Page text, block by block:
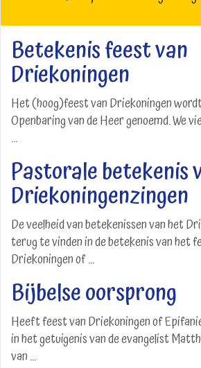
Betekenis feest van
Driekoningen
Het (hoog)feest van Driekoningen
Openbaring van de Heer genoemd. We
...
Pastorale betekenis
Driekoningenzingen
De veelheid van betekenissen van het
terug te vinden in de betekenis van het
Driekoningen of ...
Bijbelse oorsprong
Heeft feest van Driekoningen of
in het getuigenis van de evangelist
van ...